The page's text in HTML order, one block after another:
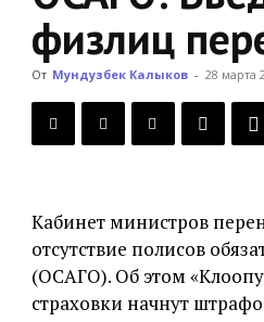
физлиц
От Мундузбек Калыков - 28 марта
Кабинет министров
отсутствие полисов
(ОСАГО). Об этом
страховки начнут